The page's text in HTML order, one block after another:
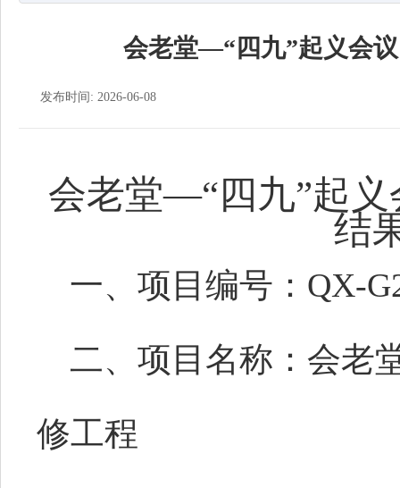
会老堂—“四九”起义会
发布时间: 2026-06-08
会老堂—“四九”起义
结
一、项目编号 ： QX-
二、项目名称： 会老
修工程